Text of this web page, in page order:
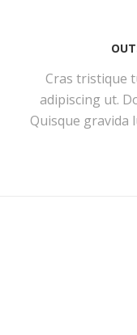
Cras tristique
adipiscing ut.
Quisque gravida